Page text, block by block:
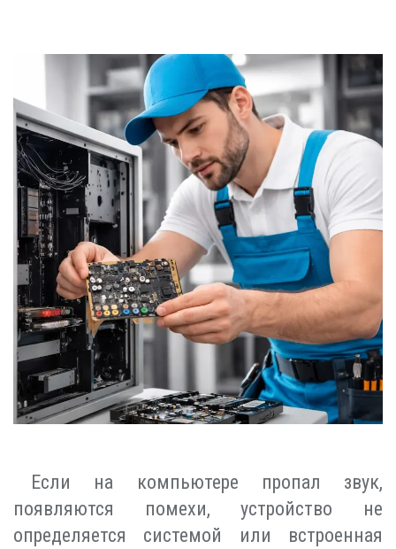
Если на компьютере пропал звук,
появляются помехи, устройство не
определяется системой или встроенная